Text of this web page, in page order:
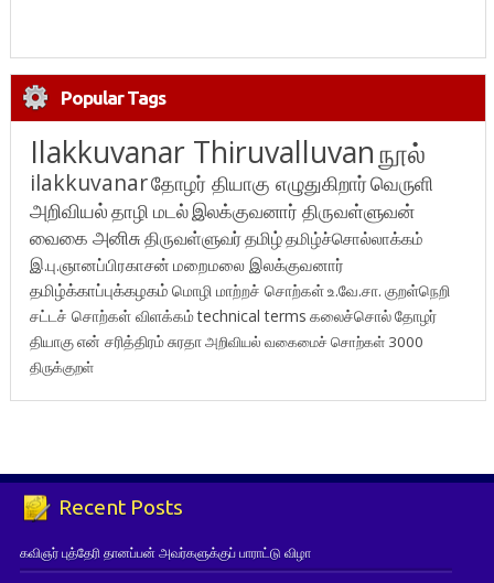
Popular Tags
Ilakkuvanar Thiruvalluvanநூல்
ilakkuvanarதோழர் தியாகு எழுதுகிறார்வெருளி
அறிவியல்தாழி மடல்இலக்குவனார் திருவள்ளுவன்
வைகை அனிசுதிருவள்ளுவர்தமிழ்தமிழ்ச்சொல்லாக்கம்
இ.பு.ஞானப்பிரகாசன் மறைமலை இலக்குவனார்
தமிழ்க்காப்புக்கழகம் மொழி மாற்றச் சொற்கள்உ.வே.சா. குறள்நெறி
சட்டச் சொற்கள் விளக்கம்technical terms கலைச்சொல்தோழர்
தியாகுஎன் சரித்திரம்சுரதாஅறிவியல் வகைமைச் சொற்கள் 3000
திருக்குறள்
Recent Posts
கவிஞர் புத்தேரி தானப்பன் அவர்களுக்குப் பாராட்டு விழா